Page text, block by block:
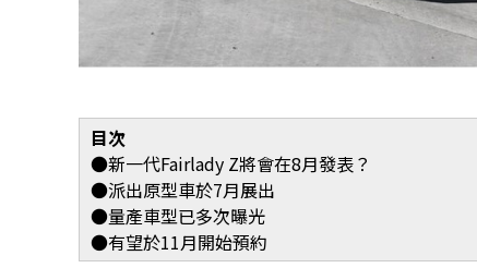
目次
●新一代Fairlady Z將會在8月發表？
●派出原型車於7月展出
●量產車型已多次曝光
●有望於11月開始預約